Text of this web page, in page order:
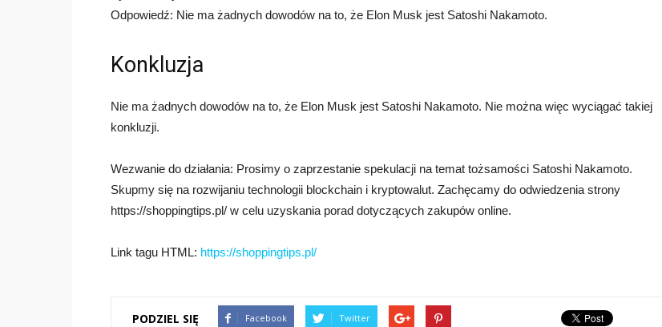
Odpowiedź: Nie ma żadnych dowodów na to, że Elon Musk jest Satoshi Nakamoto.
Konkluzja
Nie ma żadnych dowodów na to, że Elon Musk jest Satoshi Nakamoto. Nie można więc wyciągać takiej
konkluzji.
Wezwanie do działania: Prosimy o zaprzestanie spekulacji na temat tożsamości Satoshi Nakamoto.
Skupmy się na rozwijaniu technologii blockchain i kryptowalut. Zachęcamy do odwiedzenia strony
https://shoppingtips.pl/ w celu uzyskania porad dotyczących zakupów online.
Link tagu HTML: https://shoppingtips.pl/
PODZIEL SIĘ Facebook Twitter